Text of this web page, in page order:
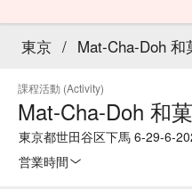
東京 / Mat-Cha-Doh 和
課程活動 (Activity)
Mat-Cha-Doh 和
東京都世田谷区下馬 6-29-6-
営業時間